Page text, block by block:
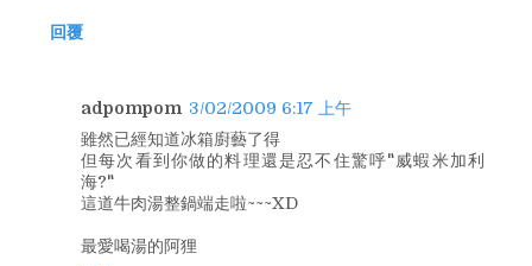
回覆
adpompom 3/02/2009 6:17 上午
雖然已經知道冰箱廚藝了得
但每次看到你做的料理還是忍不住驚呼"威蝦米加利
海?"
這道牛肉湯整鍋端走啦~~~XD
最愛喝湯的阿狸